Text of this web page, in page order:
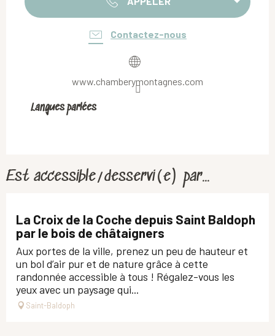
Contactez-nous
www.chamberymontagnes.com
Langues parlées
Langues parlées
Est accessible/desservi(e) par...
La Croix de la Coche depuis Saint Baldoph
par le bois de châtaigners
Aux portes de la ville, prenez un peu de hauteur et
un bol d’air pur et de nature grâce à cette
randonnée accessible à tous ! Régalez-vous les
yeux avec un paysage qui...
Saint-Baldoph